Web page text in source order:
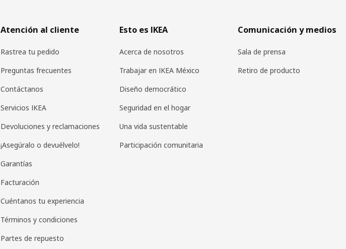
Atención al cliente
Rastrea tu pedido
Preguntas frecuentes
Contáctanos
Servicios IKEA
Devoluciones y reclamaciones
¡Asegúralo o devuélvelo!
Garantías
Facturación
Cuéntanos tu experiencia
Términos y condiciones
Partes de repuesto
Esto es IKEA
Acerca de nosotros
Trabajar en IKEA México
Diseño democrático
Seguridad en el hogar
Una vida sustentable
Participación comunitaria
Comunicación y medios
Sala de prensa
Retiro de producto